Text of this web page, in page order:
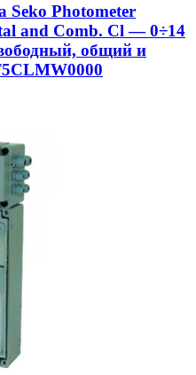
Seko Photometer
and Comb. Cl — 0÷14
общий и